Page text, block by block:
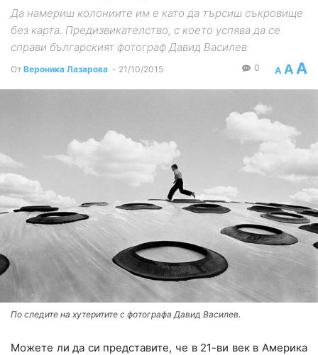
Да намериш колониите им е като да търсиш съкровище
без карта. Предизвикателство, с което успява да се
справи българският фотограф Давид Василев
От Вероника Лазарова - 21/10/2015 A A A
0
По следите на хутеритите с фотографа Давид Василев.
Можете ли да си представите, че в 21-ви век в Америка